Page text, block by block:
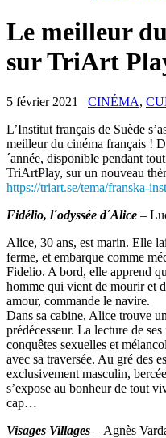
Le meilleur
sur TriArt
5 février 2021 CINÉMA,
L’Institut français de Suède
meilleur du cinéma français !
´année, disponible pendant
TriArtPlay, sur un nouveau
https://triart.se/tema/franska-
Fidélio, l´odyssée d´Alice –
Alice, 30 ans, est marin. Elle
ferme, et embarque comme
Fidelio. A bord, elle apprend
homme qui vient de mourir et
amour, commande le navire.
Dans sa cabine, Alice trouve
prédécesseur. La lecture de
conquêtes sexuelles et
avec sa traversée. Au gré des
exclusivement masculin,
s’expose au bonheur de tout
cap…
Visages Villages – Agnès